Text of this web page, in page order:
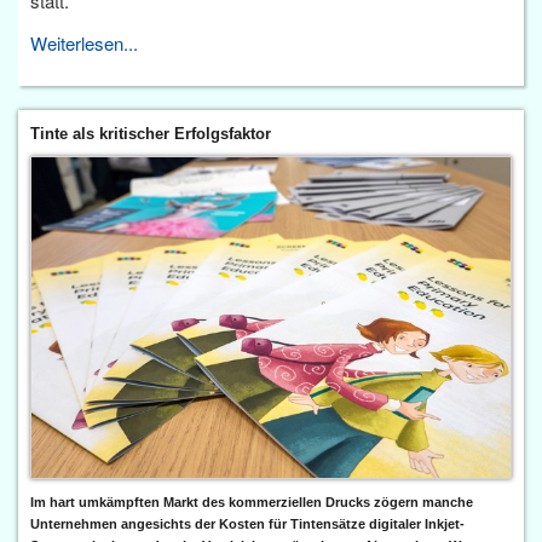
Weiterlesen...
Tinte als kritischer Erfolgsfaktor
Im hart umkämpften Markt des kommerziellen Drucks zögern manche
Unternehmen angesichts der Kosten für Tintensätze digitaler Inkjet-